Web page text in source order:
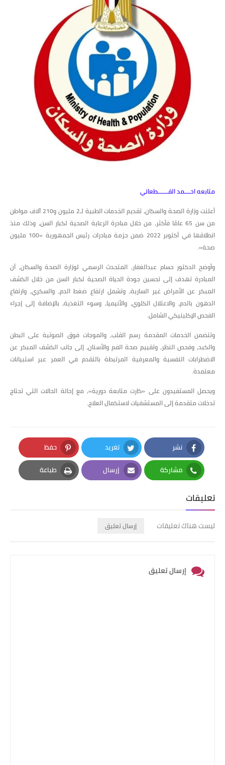
متابعه احــــمد القـــــــطعاني
أعلنت وزارة الصحة والسكان، تقديم الخدمات الطبية لـ2 مليون و210 آلاف مواطن
من سن 65 عامًا فأكثر، من خلال مبادرة الرعاية الصحية لكبار السن، وذلك منذ
انطلاقها في أكتوبر 2022 ضمن حزمة مبادرات رئيس الجمهورية «100 مليون
صحة».
وأوضح الدكتور حسام عبدالغفار، المتحدث الرسمي لوزارة الصحة والسكان، أن
المبادرة تهدف إلى تحسين جودة الحياة الصحية لكبار السن من خلال الكشف
المبكر عن الأمراض غير السارية، وتشمل ارتفاع ضغط الدم، والسكري، وارتفاع
الدهون بالدم، والاعتلال الكلوي، والأنيميا، وسوء التغذية، بالإضافة إلى إجراء
الفحص الإكلينيكي الشامل.
وتتضمن الخدمات المقدمة رسم القلب، والموجات فوق الصوتية على البطن
والكبد، وفحص النظر، وتقييم صحة الفم والأسنان، إلى جانب الكشف المبكر عن
الاضطرابات النفسية والمعرفية المرتبطة بالتقدم في العمر عبر استبيانات
معتمدة.
ويحصل المستفيدون على «كارت متابعة دورية»، مع إحالة الحالات التي تحتاج
تدخلات متقدمة إلى المستشفيات لاستكمال العلاج.
نشر
Facebook
تغريد
Twitter
حفظ
Pinterest
مشاركة
Whatsapp
إرسال
Email
طباعة
Print
تعليقات
ليست هناك تعليقات إرسال تعليق
إرسال تعليق